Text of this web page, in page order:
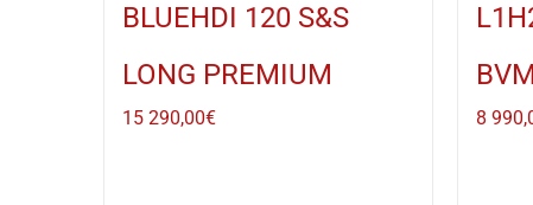
BLUEHDI 120 S&S
LONG PREMIUM
15 290,00€ 8